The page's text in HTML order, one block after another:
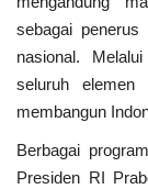
Pendidikan
Presiden dan
Peristiwa
sebagai penerus
nasional.
seluruh elemen
membangun
Berbagai
Presiden RI